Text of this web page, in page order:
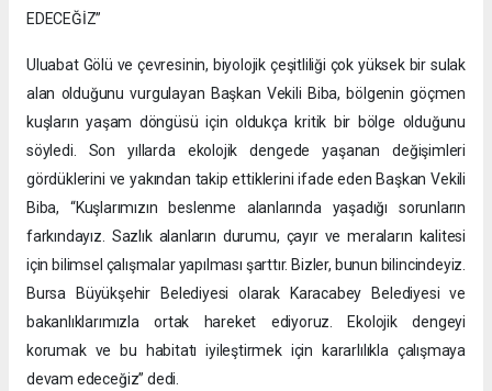
EDECEĞİZ”
Uluabat Gölü ve çevresinin, biyolojik çeşitliliği çok yüksek bir sulak
alan olduğunu vurgulayan Başkan Vekili Biba, bölgenin göçmen
kuşların yaşam döngüsü için oldukça kritik bir bölge olduğunu
söyledi. Son yıllarda ekolojik dengede yaşanan değişimleri
gördüklerini ve yakından takip ettiklerini ifade eden Başkan Vekili
Biba, “Kuşlarımızın beslenme alanlarında yaşadığı sorunların
farkındayız. Sazlık alanların durumu, çayır ve meraların kalitesi
için bilimsel çalışmalar yapılması şarttır. Bizler, bunun bilincindeyiz.
Bursa Büyükşehir Belediyesi olarak Karacabey Belediyesi ve
bakanlıklarımızla ortak hareket ediyoruz. Ekolojik dengeyi
korumak ve bu habitatı iyileştirmek için kararlılıkla çalışmaya
devam edeceğiz” dedi.